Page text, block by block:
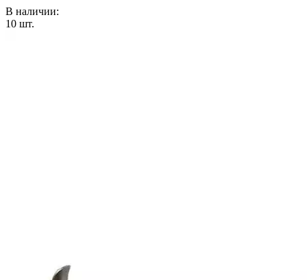
В наличии:
10 шт.